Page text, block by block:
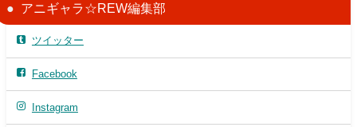
アニギャラ☆REW編集部
ツイッター
Facebook
Instagram